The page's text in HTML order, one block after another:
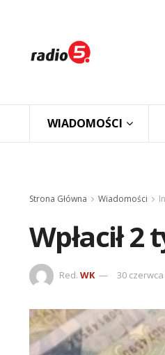
WIADOMOŚCI
Strona Główna Wiadomości
Wpłacił 2
Red. WK 30 czerwca